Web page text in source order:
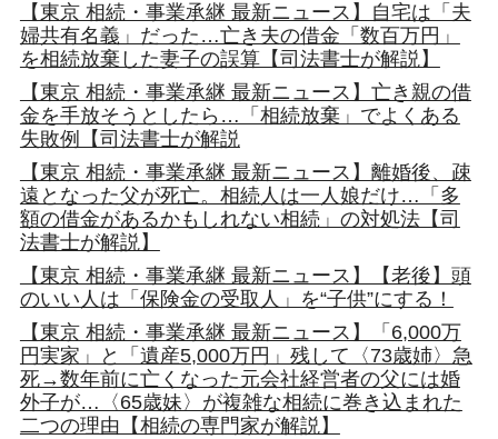
【東京 相続・事業承継 最新ニュース】自宅は「夫
婦共有名義」だった…亡き夫の借金「数百万円」
を相続放棄した妻子の誤算【司法書士が解説】
【東京 相続・事業承継 最新ニュース】亡き親の借
金を手放そうとしたら…「相続放棄」でよくある
失敗例【司法書士が解説
【東京 相続・事業承継 最新ニュース】離婚後、疎
遠となった父が死亡。相続人は一人娘だけ…「多
額の借金があるかもしれない相続」の対処法【司
法書士が解説】
【東京 相続・事業承継 最新ニュース】【老後】頭
のいい人は「保険金の受取人」を“子供”にする！
【東京 相続・事業承継 最新ニュース】「6,000万
円実家」と「遺産5,000万円」残して〈73歳姉〉急
死→数年前に亡くなった元会社経営者の父には婚
外子が…〈65歳妹〉が複雑な相続に巻き込まれた
二つの理由【相続の専門家が解説】